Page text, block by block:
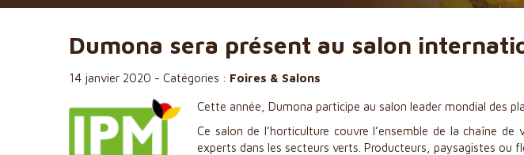
Dumona sera présent au salon
14 janvier 2020 - Catégories : Foires & Salons
Cette année, Dumona participe au salon leader mondial des
Ce salon de l’horticulture couvre l’ensemble de la chaîne
experts dans les secteurs verts. Producteurs, paysagistes ou